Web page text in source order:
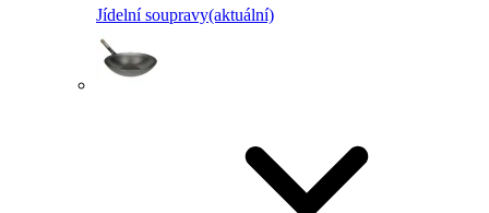
Jídelní soupravy(aktuální)